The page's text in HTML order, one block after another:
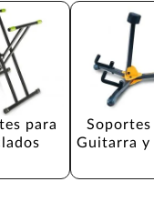
para
Soportes
Guitarra y